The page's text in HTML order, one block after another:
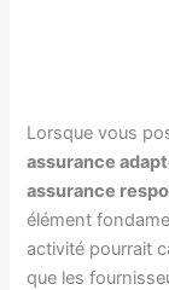
Lorsque vous
assurance
assurance
élément
activité pourrait
que les